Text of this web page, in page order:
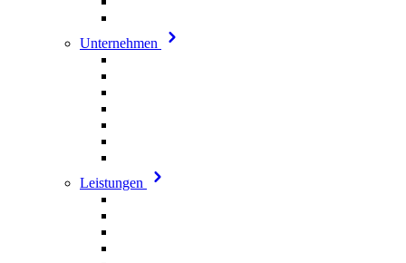
Unternehmen
Leistungen